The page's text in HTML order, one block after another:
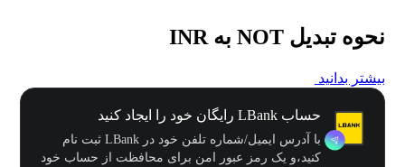
نحوه تبدیل NOT به INR
بیشتر بدانید
حساب LBank رایگان خود را ایجاد کنید
با آدرس ایمیل/شماره تلفن خود در LBank ثبت نام
کنید،و یک رمز عبور امن برای محافظت از حساب خود